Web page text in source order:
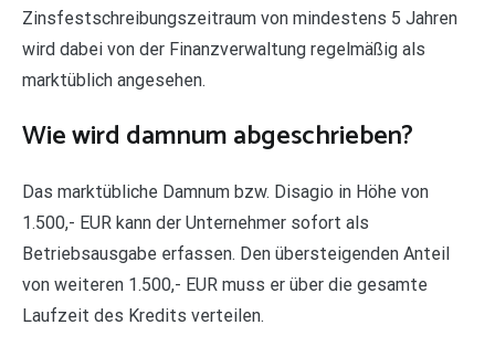
Zinsfestschreibungszeitraum von mindestens 5 Jahren
wird dabei von der Finanzverwaltung regelmäßig als
marktüblich angesehen.
Wie wird damnum abgeschrieben?
Das marktübliche Damnum bzw. Disagio in Höhe von
1.500,- EUR kann der Unternehmer sofort als
Betriebsausgabe erfassen. Den übersteigenden Anteil
von weiteren 1.500,- EUR muss er über die gesamte
Laufzeit des Kredits verteilen.